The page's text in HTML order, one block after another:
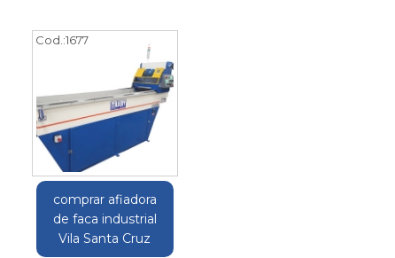
Cod.:1677
comprar afiadora
de faca industrial
Vila Santa Cruz